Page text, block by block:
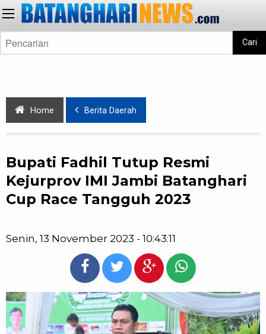
Cari
Home Berita Daerah
Bupati Fadhil Tutup Resmi
Kejurprov IMI Jambi Batanghari
Cup Race Tangguh 2023
Senin, 13 November 2023 - 10:43:11